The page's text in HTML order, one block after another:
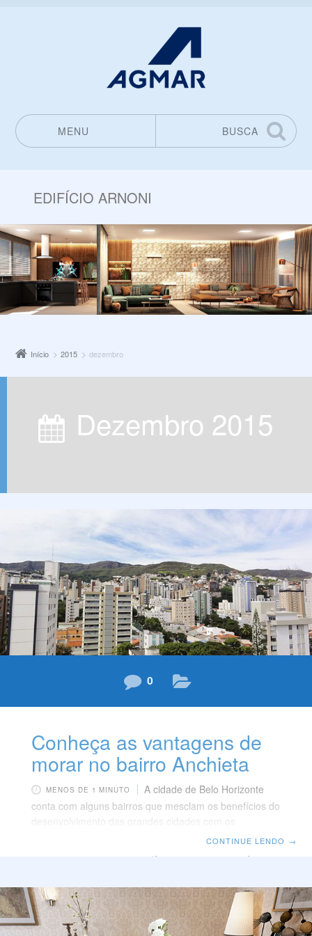
MENU
BUSCA
EDIFÍCIO ARNONI
Início 2015 dezembro
dezembro 2015
0
Conheça as vantagens de
morar no bairro Anchieta
MENOS DE 1 MINUTO
A cidade de Belo Horizonte
conta com alguns bairros que mesclam os benefícios do
desenvolvimento das grandes cidades com os
peculiaridades do interior. Um destes bairros é o
todo o progresso de uma capital. Delimitado pelas ruas
Pium-í (divisa com Sion/Carmo), Vitório Marçola (divisa
com Cruzeiro) e Avenida dos Bandeirantes (divisa com
CONTINUE LENDO →